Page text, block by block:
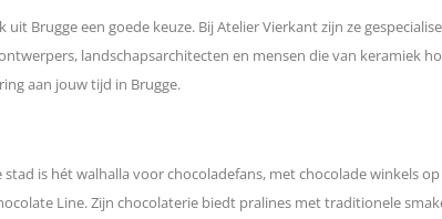
Brugge een goede keuze. Bij Atelier Vierkant zijn ze
landschapsarchitecten en mensen die van keramiek
aan jouw tijd in Brugge.
is hét walhalla voor chocoladefans, met chocolade winkels
Line. Zijn chocolaterie biedt pralines met traditionele